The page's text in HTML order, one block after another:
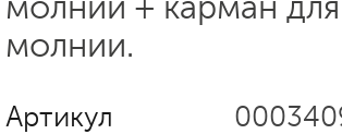
молнии.
Артикул